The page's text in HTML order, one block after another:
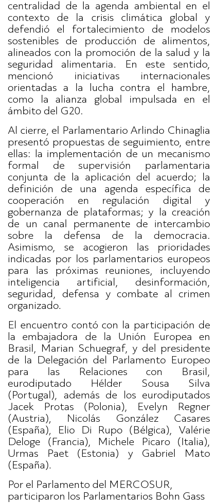
centralidad de la agenda ambiental en el
contexto de la crisis climática global y
defendió el fortalecimiento de modelos
sostenibles de producción de alimentos,
alineados con la promoción de la salud y la
seguridad alimentaria. En este sentido,
mencionó iniciativas internacionales
orientadas a la lucha contra el hambre,
como la alianza global impulsada en el
ámbito del G20.
Al cierre, el Parlamentario Arlindo Chinaglia
presentó propuestas de seguimiento, entre
ellas: la implementación de un mecanismo
formal de supervisión parlamentaria
conjunta de la aplicación del acuerdo; la
definición de una agenda específica de
cooperación en regulación digital y
gobernanza de plataformas; y la creación
de un canal permanente de intercambio
sobre la defensa de la democracia.
Asimismo, se acogieron las prioridades
indicadas por los parlamentarios europeos
para las próximas reuniones, incluyendo
inteligencia artificial, desinformación,
seguridad, defensa y combate al crimen
organizado.
El encuentro contó con la participación de
la embajadora de la Unión Europea en
Brasil, Marian Schuegraf, y del presidente
de la Delegación del Parlamento Europeo
para las Relaciones con Brasil,
eurodiputado Hélder Sousa Silva
(Portugal), además de los eurodiputados
Jacek Protas (Polonia), Evelyn Regner
(Austria), Nicolás González Casares
(España), Elio Di Rupo (Bélgica), Valérie
Deloge (Francia), Michele Picaro (Italia),
Urmas Paet (Estonia) y Gabriel Mato
(España).
Por el Parlamento del MERCOSUR,
participaron los Parlamentarios Bohn Gass